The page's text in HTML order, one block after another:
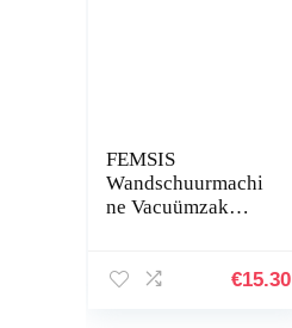
FEMSIS
Wandschuurmachi
ne Vacuümzak
Schuurpapier
€15.30